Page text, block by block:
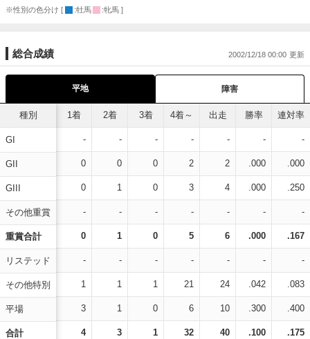
※性別の色分け [ :牡馬 :牝馬 ]
総合成績 2002/12/18 00:00
平地 障害
種別
GI
GII
GIII
その他重賞
重賞合計
リステッド
その他特別
平場
合計
1着 2着 3着 4着～ 出走 勝率 連対率
- - - - - - -
0 0 0 2 2 .000 .000
0 1 0 3 4 .000 .250
- - - - - - -
0 1 0 5 6 .000 .167
- - - - - - -
1 1 1 21 24 .042 .083
3 1 0 6 10 .300 .400
4 3 1 32 40 .100 .175